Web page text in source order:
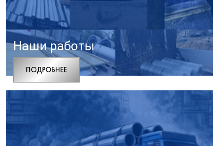
Наши работы
ПОДРОБНЕЕ